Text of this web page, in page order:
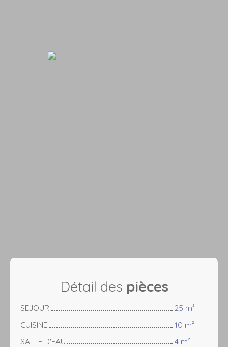
Détail des pièces
SEJOUR
25 m²
CUISINE
10 m²
SALLE D'EAU
4 m²